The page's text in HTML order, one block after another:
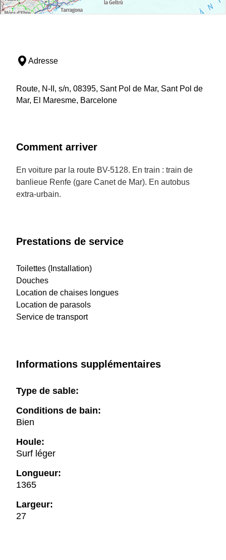
Adresse
Route, N-II, s/n, 08395, Sant Pol de Mar, Sant Pol de
Mar, El Maresme, Barcelone
Comment arriver
En voiture par la route BV-5128. En train : train de
banlieue Renfe (gare Canet de Mar). En autobus
extra-urbain.
Prestations de service
Toilettes (Installation)
Douches
Location de chaises longues
Location de parasols
Service de transport
Informations supplémentaires
Type de sable:
Conditions de bain:
Bien
Houle:
Surf léger
Longueur:
1365
Largeur:
27